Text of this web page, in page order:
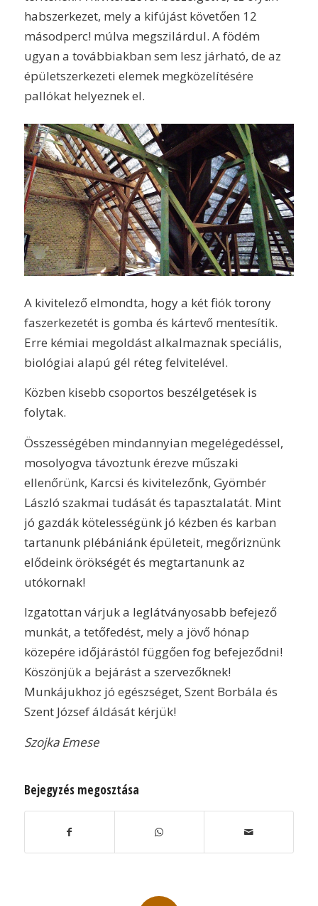
habszerkezet, mely a kifújást követően 12
másodperc! múlva megszilárdul. A födém
ugyan a továbbiakban sem lesz járható, de az
épületszerkezeti elemek megközelítésére
pallókat helyeznek el.
A kivitelező elmondta, hogy a két fiók torony
faszerkezetét is gomba és kártevő mentesítik.
Erre kémiai megoldást alkalmaznak speciális,
biológiai alapú gél réteg felvitelével.
Közben kisebb csoportos beszélgetések is
folytak.
Összességében mindannyian megelégedéssel,
mosolyogva távoztunk érezve műszaki
ellenőrünk, Karcsi és kivitelezőnk, Gyömbér
László szakmai tudását és tapasztalatát. Mint
jó gazdák kötelességünk jó kézben és karban
tartanunk plébániánk épületeit, megőriznünk
elődeink örökségét és megtartanunk az
utókornak!
Izgatottan várjuk a leglátványosabb befejező
munkát, a tetőfedést, mely a jövő hónap
közepére időjárástól függően fog befejeződni!
Köszönjük a bejárást a szervezőknek!
Munkájukhoz jó egészséget, Szent Borbála és
Szent József áldását kérjük!
Szojka Emese
Bejegyzés megosztása